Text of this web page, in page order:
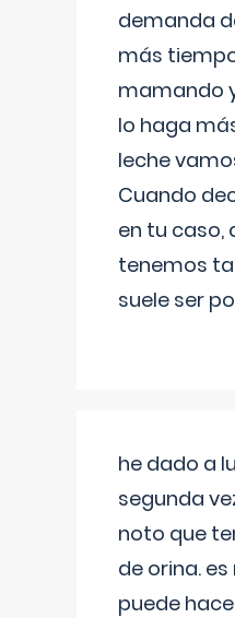
demanda
más
mamando
lo haga
leche
Cuando
en tu caso,
tenemos
suele ser
he dado a
segunda
noto que
de orina.
puede